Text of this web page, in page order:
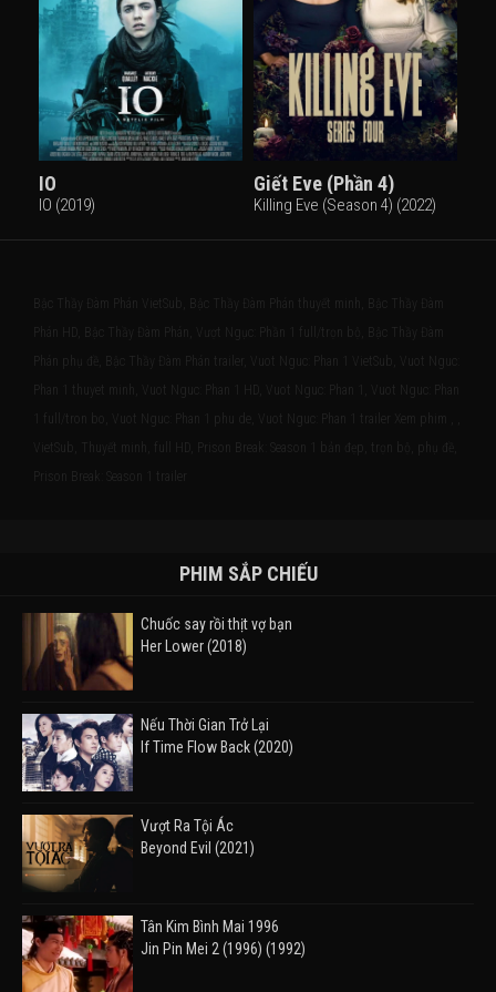
IO
IO (2019)
Giết Eve (Phần 4)
Killing Eve (Season 4) (2022)
Bậc Thầy Đàm Phán VietSub, Bậc Thầy Đàm Phán thuyết minh, Bậc Thầy Đàm
Phán HD, Bậc Thầy Đàm Phán, Vượt Ngục: Phần 1 full/trọn bộ, Bậc Thầy Đàm
Phán phụ đề, Bậc Thầy Đàm Phán trailer, Vuot Nguc: Phan 1 VietSub, Vuot Nguc:
Phan 1 thuyet minh, Vuot Nguc: Phan 1 HD, Vuot Nguc: Phan 1, Vuot Nguc: Phan
1 full/tron bo, Vuot Nguc: Phan 1 phu de, Vuot Nguc: Phan 1 trailer Xem phim , ,
VietSub, Thuyết minh, full HD, Prison Break: Season 1 bản đẹp, trọn bộ, phụ đề,
Prison Break: Season 1 trailer
PHIM SẮP CHIẾU
Chuốc say rồi thịt vợ bạn
Her Lower (2018)
Nếu Thời Gian Trở Lại
If Time Flow Back (2020)
Vượt Ra Tội Ác
Beyond Evil (2021)
Tân Kim Bình Mai 1996
Jin Pin Mei 2 (1996) (1992)